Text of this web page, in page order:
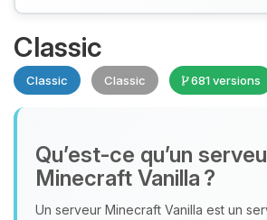
Classic
Classic Classic 681 versions
Qu’est‑ce qu’un
Minecraft Vanilla ?
Un serveur Minecraft Vanilla est un